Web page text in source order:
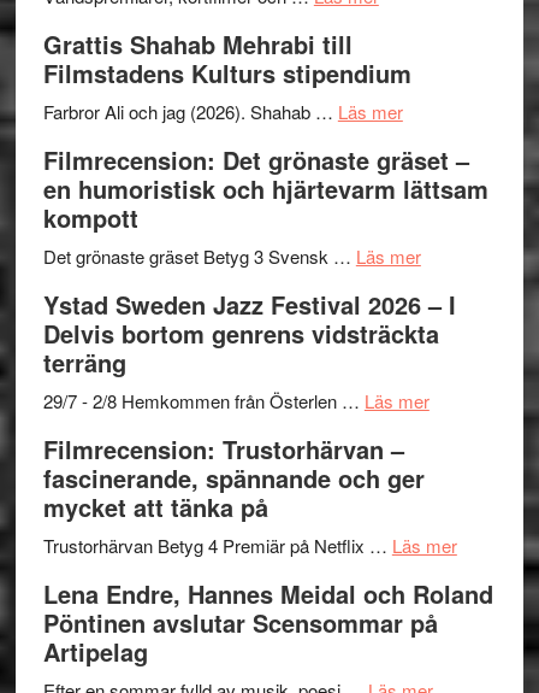
Files:
I
Want
Believe
–
Frankenshtey
med
Fox
och
Scully
West
presenterar
nya
titlar
årets
Grattis Shahab Mehrabi till
Filmstadens Kulturs stipendium
Farbror Ali och jag (2026). Shahab … Läs merom
Shahab
Mehrabi
Filmstadens
stipendium
Filmrecension: Det grönaste gräset –
en humoristisk och hjärtevarm lättsam
kompott
Det grönaste gräset Betyg 3 Svensk … Läs merom
Det
grönaste
–
och
lättsam
Ystad Sweden Jazz Festival 2026 – I
Delvis bortom genrens vidsträckta
terräng
29/7 - 2/8 Hemkommen från Österlen … Läs merom
2026
I
Delvis
Filmrecension: Trustorhärvan –
fascinerande, spännande och ger
mycket att tänka på
Trustorhärvan Betyg 4 Premiär på Netflix … Läs merom
Lena Endre, Hannes Meidal och Roland
Pöntinen avslutar Scensommar på
Artipelag